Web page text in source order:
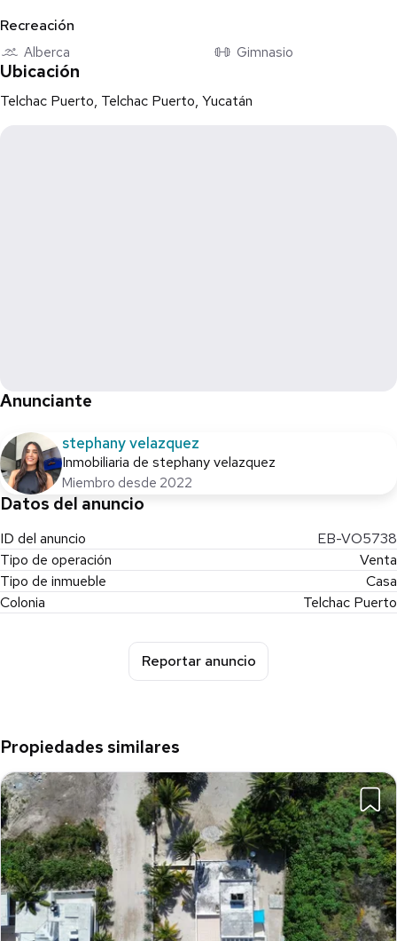
Recreación
Alberca Gimnasio
Ubicación
Telchac Puerto, Telchac Puerto, Yucatán
Anunciante
stephany velazquez
Inmobiliaria de stephany velazquez
Miembro desde 2022
Datos del anuncio
ID del anuncio
EB-VO5738
Tipo de operación
Venta
Tipo de inmueble
Casa
Colonia
Telchac Puerto
Reportar anuncio
Propiedades similares